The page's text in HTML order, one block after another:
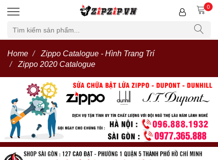
0
Home
Zippo Catalogue - Hình Trang Trí
Zippo 2020 Catalogue